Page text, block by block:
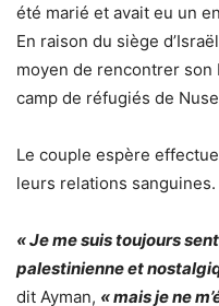
été marié et avait eu un
En raison du siège
moyen de rencontrer son
camp de réfugiés de
Le couple espère
leurs relations sanguines.
« Je me suis toujours
palestinienne et
dit Ayman, « mais je ne